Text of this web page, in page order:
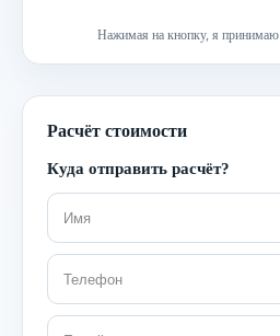
Нажимая на кнопку, я принимаю
Расчёт стоимости
Куда отправить расчёт?